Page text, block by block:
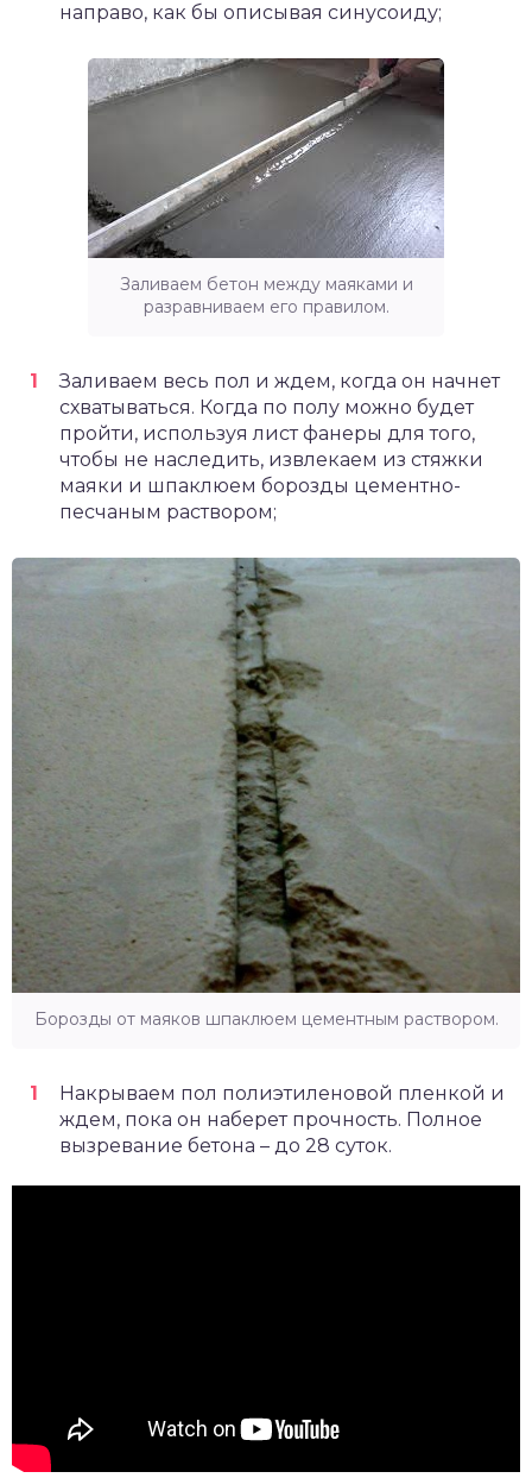
направо, как бы описывая синусоиду;
Заливаем бетон между маяками и
разравниваем его правилом.
Заливаем весь пол и ждем, когда он начнет
схватываться. Когда по полу можно будет
пройти, используя лист фанеры для того,
чтобы не наследить, извлекаем из стяжки
маяки и шпаклюем борозды цементно-
песчаным раствором;
Борозды от маяков шпаклюем цементным раствором.
Накрываем пол полиэтиленовой пленкой и
ждем, пока он наберет прочность. Полное
вызревание бетона – до 28 суток.